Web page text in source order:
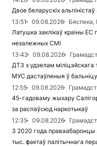
Двое беларускіх
13:51
09.08.2026
Бяспека,
Латушка заклікаў краіны ЕС
незалежных СМІ
13:42
09.08.2026
ДТЗ з удзелам
МУС дастаўленыя ў бальніцу
12:55
09.08.2026
45-гадоваму жыхару
за распаўсюд наркотыкаў
12:35
09.08.2026
З 2020 года праваабаронцы
тыс. фактаў палітычнага